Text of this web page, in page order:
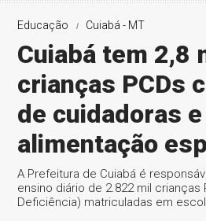
Educação Cuiabá - MT
Cuiabá tem 2,8
crianças PCDs
de cuidadoras e
alimentação
A Prefeitura de Cuiabá é
ensino diário de 2.822 mil crianças
Deficiência) matriculadas em